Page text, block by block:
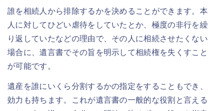
誰を相続人から排除するかを決めることができます。本
人に対してひどい虐待をしていたとか、極度の非行を繰
り返していたなどの理由で、その人に相続させたくない
場合に、遺言書でその旨を明示して相続権を失くすこと
が可能です。
遺産を誰にいくら分割するかの指定をすることもでき、
効力も持ちます。これが遺言書の一般的な役割と言える